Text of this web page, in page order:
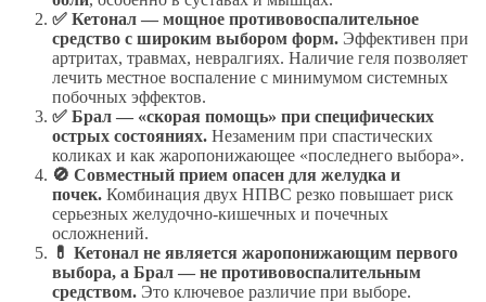
✅ Кетонал — мощное противовоспалительное
средство с широким выбором форм. Эффективен при
артритах, травмах, невралгиях. Наличие геля позволяет
лечить местное воспаление с минимумом системных
побочных эффектов.
✅ Брал — «скорая помощь» при специфических
острых состояниях. Незаменим при спастических
коликах и как жаропонижающее «последнего выбора».
🚫 Совместный прием опасен для желудка и
почек. Комбинация двух НПВС резко повышает риск
серьезных желудочно-кишечных и почечных
осложнений.
💊 Кетонал не является жаропонижающим первого
выбора, а Брал — не противовоспалительным
средством. Это ключевое различие при выборе.